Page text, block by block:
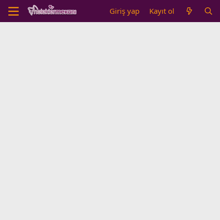
Giriş yap Kayıt ol